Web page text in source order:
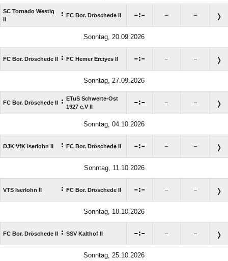
SC Tornado Westig
: FC Bor. Dröschede II : – –
Sonntag, 20.09.2026
FC Bor. Dröschede II : FC Hemer Erciyes II : – –
Sonntag, 27.09.2026
FC Bor. Dröschede II :
ETuS Schwerte-Ost
1927 e.V II
: – –
Sonntag, 04.10.2026
DJK VfK Iserlohn II : FC Bor. Dröschede II : – –
Sonntag, 11.10.2026
VTS Iserlohn II : FC Bor. Dröschede II : – –
Sonntag, 18.10.2026
FC Bor. Dröschede II : SSV Kalthof II : – –
Sonntag, 25.10.2026